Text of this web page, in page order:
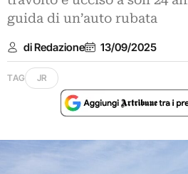
guida di un’auto rubata
di Redazione 13/09/2025
TAG JR